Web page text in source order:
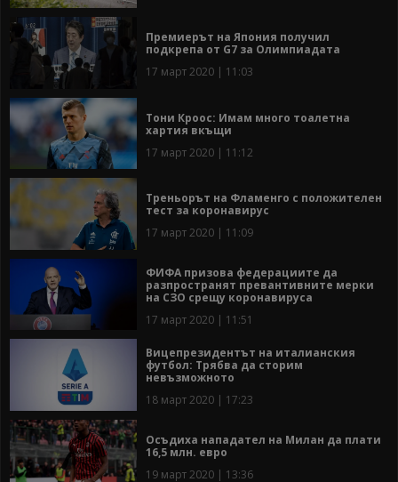
Премиерът на Япония получил
подкрепа от G7 за Олимпиадата
17 март 2020 | 11:03
Тони Кроос: Имам много тоалетна
хартия вкъщи
17 март 2020 | 11:12
Треньорът на Фламенго с положителен
тест за коронавирус
17 март 2020 | 11:09
ФИФА призова федерациите да
разпространят превантивните мерки
на СЗО срещу коронавируса
17 март 2020 | 11:51
Вицепрезидентът на италианския
футбол: Трябва да сторим
невъзможното
18 март 2020 | 17:23
Осъдиха нападател на Милан да плати
16,5 млн. евро
19 март 2020 | 13:36